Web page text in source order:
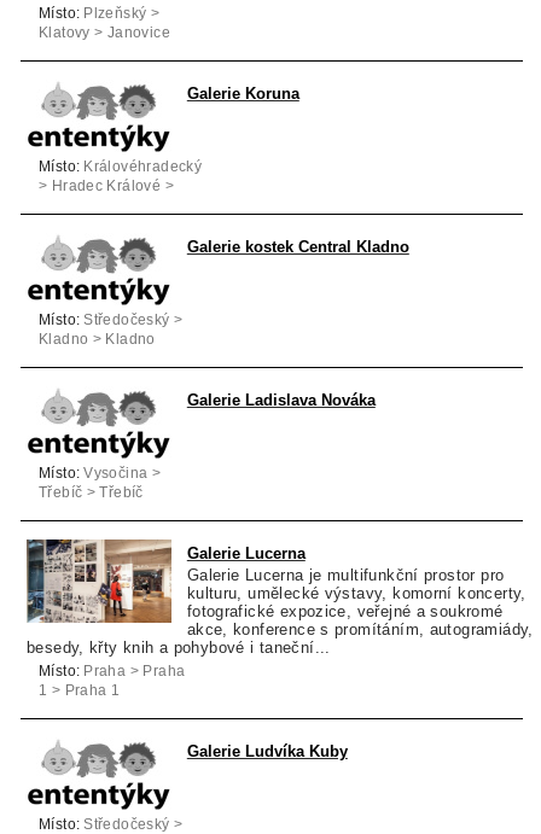
Místo: Plzeňský >
Klatovy > Janovice
Galerie Koruna
Místo: Královéhradecký
> Hradec Králové >
Galerie kostek Central Kladno
Místo: Středočeský >
Kladno > Kladno
Galerie Ladislava Nováka
Místo: Vysočina >
Třebíč > Třebíč
Galerie Lucerna
Galerie Lucerna je multifunkční prostor pro
kulturu, umělecké výstavy, komorní koncerty,
fotografické expozice, veřejné a soukromé
akce, konference s promítáním, autogramiády,
besedy, křty knih a pohybové i taneční...
Místo: Praha > Praha
1 > Praha 1
Galerie Ludvíka Kuby
Místo: Středočeský >